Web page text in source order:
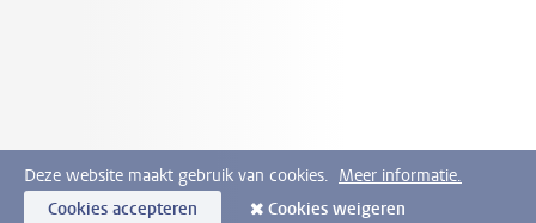
Deze website maakt gebruik van cookies. Meer informatie.
Cookies accepteren
Cookies weigeren